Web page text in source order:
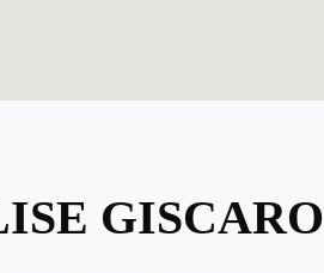
GISCARO